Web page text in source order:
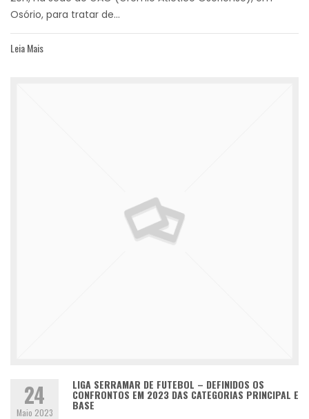
Osório, para tratar de...
Leia Mais
24
Maio 2023
LIGA SERRAMAR DE FUTEBOL – DEFINIDOS OS
CONFRONTOS EM 2023 DAS CATEGORIAS PRINCIPAL E
BASE